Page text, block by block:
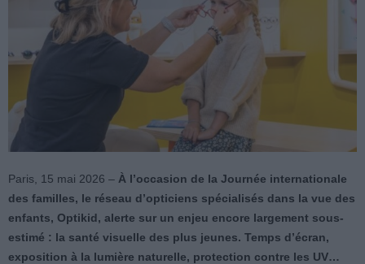
Paris, 15 mai 2026 – À l’occasion de la Journée internationale
des familles, le réseau d’opticiens spécialisés dans la vue des
enfants, Optikid, alerte sur un enjeu encore largement sous-
estimé : la santé visuelle des plus jeunes. Temps d’écran,
exposition à la lumière naturelle, protection contre les UV…